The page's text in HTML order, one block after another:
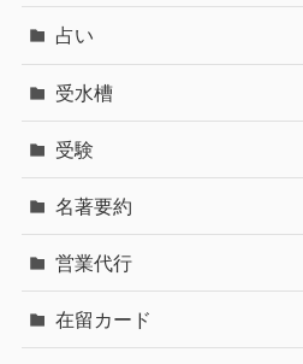
占い
受水槽
受験
名著要約
営業代行
在留カード